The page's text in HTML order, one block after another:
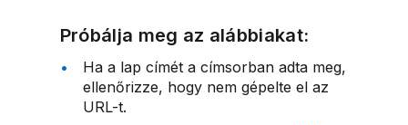
Próbálja meg az alábbiakat:
Ha a lap címét a címsorban adta meg,
ellenőrizze, hogy nem gépelte el az
URL-t.